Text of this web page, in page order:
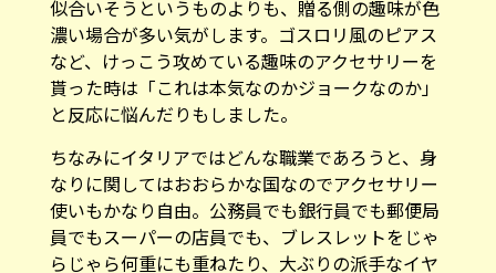
似合いそうというものよりも、贈る側の趣味が色
濃い場合が多い気がします。ゴスロリ風のピアス
など、けっこう攻めている趣味のアクセサリーを
貰った時は「これは本気なのかジョークなのか」
と反応に悩んだりもしました。
ちなみにイタリアではどんな職業であろうと、身
なりに関してはおおらかな国なのでアクセサリー
使いもかなり自由。公務員でも銀行員でも郵便局
員でもスーパーの店員でも、ブレスレットをじゃ
らじゃら何重にも重ねたり、大ぶりの派手なイヤ